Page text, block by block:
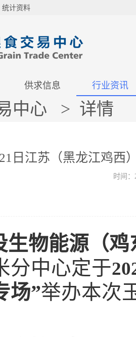
统计资料
供求信息 行业资讯
中心 > 详情
日江苏（黑龙江鸡西
时间
生物能源（
分中心定于
场”举办本次